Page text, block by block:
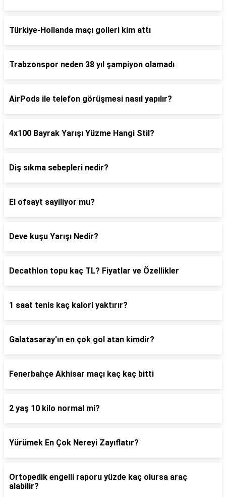
Türkiye-Hollanda maçı golleri kim attı
Trabzonspor neden 38 yıl şampiyon olamadı
AirPods ile telefon görüşmesi nasıl yapılır?
4x100 Bayrak Yarışı Yüzme Hangi Stil?
Diş sıkma sebepleri nedir?
El ofsayt sayiliyor mu?
Deve kuşu Yarışı Nedir?
Decathlon topu kaç TL? Fiyatlar ve Özellikler
1 saat tenis kaç kalori yaktırır?
Galatasaray'ın en çok gol atan kimdir?
Fenerbahçe Akhisar maçı kaç kaç bitti
2 yaş 10 kilo normal mi?
Yürümek En Çok Nereyi Zayıflatır?
Ortopedik engelli raporu yüzde kaç olursa araç
alabilir?